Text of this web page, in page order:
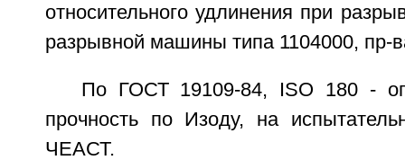
относительного удлинения при
разрывной машины типа 1104000, пр-
По ГОСТ 19109-84, ISO 180 -
прочность по Изоду, на
ЧЕАСТ.